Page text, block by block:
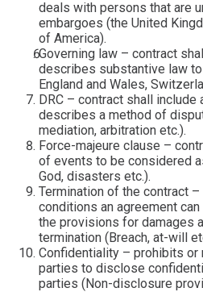
deals with persons that are
embargoes (the United
of America).
Governing law – contract
describes substantive law
England and Wales,
DRC – contract shall include
describes a method of
mediation, arbitration etc.).
Force-majeure clause –
of events to be considered
God, disasters etc.).
Termination of the contract
conditions an agreement
the provisions for damages
termination (Breach, at-will
Confidentiality – prohibits
parties to disclose
parties (Non-disclosure